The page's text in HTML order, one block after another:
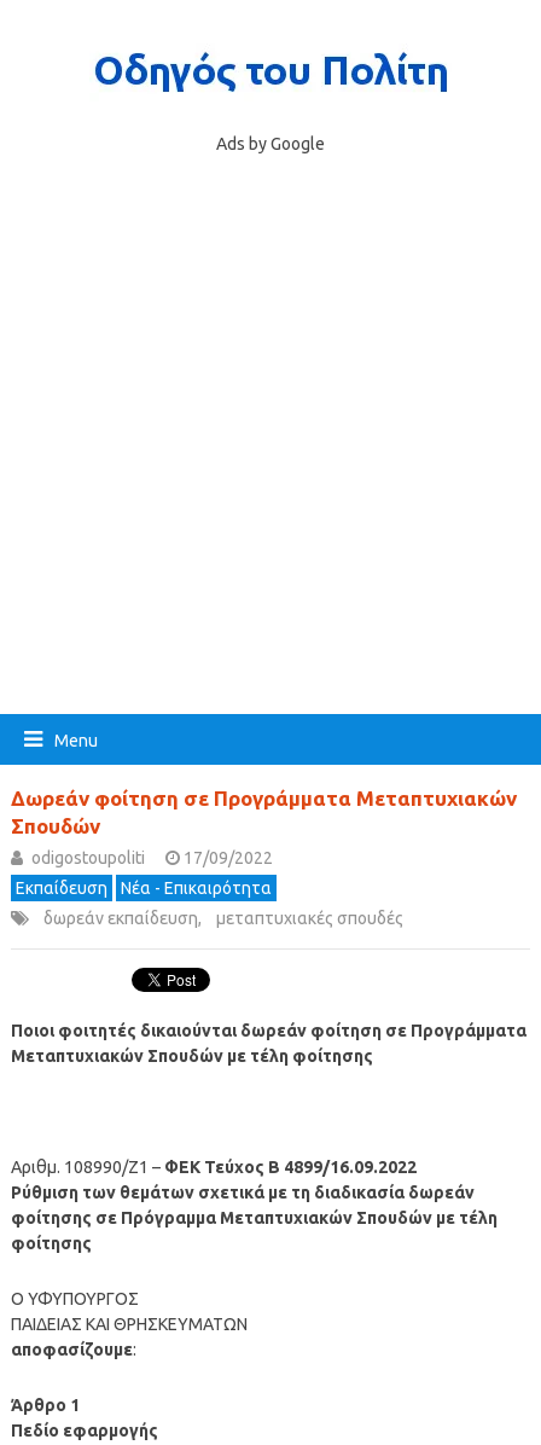
Ads by Google
Menu
Δωρεάν φοίτηση σε Προγράμματα Μεταπτυχιακών
Σπουδών
odigostoupoliti
17/09/2022
Εκπαίδευση
Νέα - Επικαιρότητα
δωρεάν εκπαίδευση, μεταπτυχιακές σπουδές
Ποιοι φοιτητές δικαιούνται δωρεάν φοίτηση σε Προγράμματα
Μεταπτυχιακών Σπουδών με τέλη φοίτησης
Αριθμ. 108990/Ζ1 – ΦΕΚ Τεύχος Β 4899/16.09.2022
Ρύθμιση των θεμάτων σχετικά με τη διαδικασία δωρεάν
φοίτησης σε Πρόγραμμα Μεταπτυχιακών Σπουδών με τέλη
φοίτησης
Ο ΥΦΥΠΟΥΡΓΟΣ
ΠΑΙΔΕΙΑΣ ΚΑΙ ΘΡΗΣΚΕΥΜΑΤΩΝ
αποφασίζουμε:
Άρθρο 1
Πεδίο εφαρμογής